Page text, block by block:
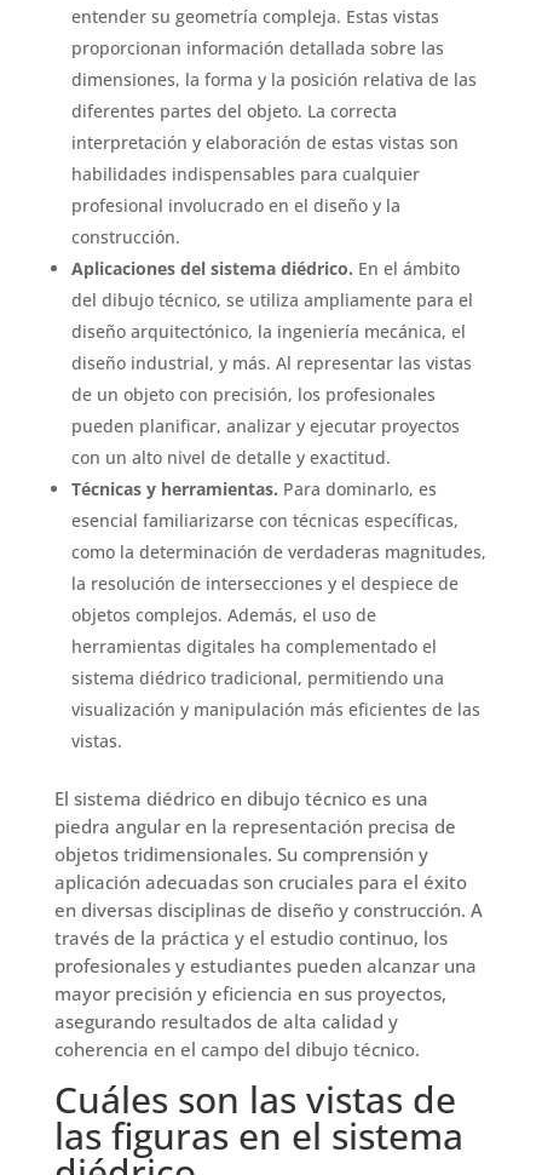
entender su geometría compleja. Estas vistas
proporcionan información detallada sobre las
dimensiones, la forma y la posición relativa de las
diferentes partes del objeto. La correcta
interpretación y elaboración de estas vistas son
habilidades indispensables para cualquier
profesional involucrado en el diseño y la
construcción.
Aplicaciones del sistema diédrico. En el ámbito
del dibujo técnico, se utiliza ampliamente para el
diseño arquitectónico, la ingeniería mecánica, el
diseño industrial, y más. Al representar las vistas
de un objeto con precisión, los profesionales
pueden planificar, analizar y ejecutar proyectos
con un alto nivel de detalle y exactitud.
Técnicas y herramientas. Para dominarlo, es
esencial familiarizarse con técnicas específicas,
como la determinación de verdaderas magnitudes,
la resolución de intersecciones y el despiece de
objetos complejos. Además, el uso de
herramientas digitales ha complementado el
sistema diédrico tradicional, permitiendo una
visualización y manipulación más eficientes de las
vistas.
El sistema diédrico en dibujo técnico es una
piedra angular en la representación precisa de
objetos tridimensionales. Su comprensión y
aplicación adecuadas son cruciales para el éxito
en diversas disciplinas de diseño y construcción. A
través de la práctica y el estudio continuo, los
profesionales y estudiantes pueden alcanzar una
mayor precisión y eficiencia en sus proyectos,
asegurando resultados de alta calidad y
coherencia en el campo del dibujo técnico.
Cuáles son las vistas de
las figuras en el sistema